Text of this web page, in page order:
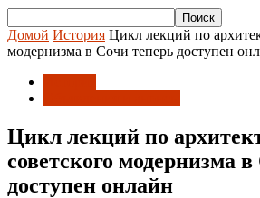
Домой История Цикл лекций по
модернизма в Сочи теперь доступен
Цикл лекций по
советского модернизма
доступен онлайн